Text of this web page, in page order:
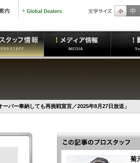
バー奉納しても再挑戦宣言／2025年8月27日放送」
菊